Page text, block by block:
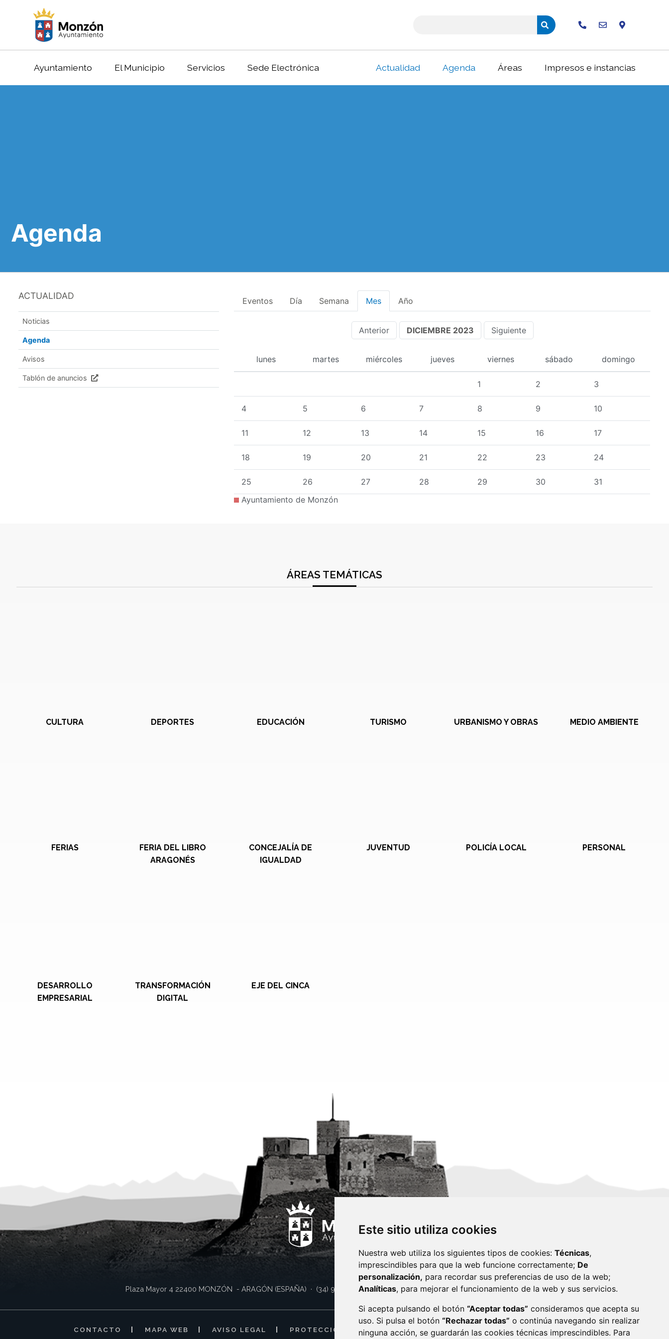
Este sitio utiliza cookies
Nuestra web utiliza los siguientes tipos de cookies: Técnicas,
imprescindibles para que la web funcione correctamente; De
personalización, para recordar sus preferencias de uso de la web;
Analíticas, para mejorar el funcionamiento de la web y sus servicios.
Si acepta pulsando el botón “Aceptar todas” consideramos que acepta su
uso. Si pulsa el botón “Rechazar todas” o continúa navegando sin realizar
ninguna acción, se guardarán las cookies técnicas imprescindibles. Para
Ayuntamiento El Municipio Servicios Sede Electrónica Actualidad Agenda Áreas Impresos e instancias
Agenda
ACTUALIDAD
Noticias
Agenda
Avisos
Tablón de anuncios
Eventos Día Semana Mes Año
Anterior DICIEMBRE 2023 Siguiente
lunes martes miércoles jueves viernes sábado domingo
1 2 3
4 5 6 7 8 9 10
11 12 13 14 15 16 17
18 19 20 21 22 23 24
25 26 27 28 29 30
31
Ayuntamiento de Monzón
ÁREAS TEMÁTICAS
CULTURA DEPORTES EDUCACIÓN TURISMO URBANISMO Y OBRAS MEDIO AMBIENTE
FERIAS
FERIA DEL LIBRO
ARAGONÉS
CONCEJALÍA DE
IGUALDAD
JUVENTUD POLICÍA LOCAL PERSONAL
DESARROLLO
EMPRESARIAL
TRANSFORMACIÓN
DIGITAL
EJE DEL CINCA
Plaza Mayor 4 22400 MONZÓN - ARAGÓN (ESPAÑA) · (34) 974 400 700 ·sac@monzon.es monzon.es
CONTACTO MAPA WEB AVISO LEGAL PROTECCIÓN DE DATOS POLÍTICA DE COOKIES ACCESIBILIDAD